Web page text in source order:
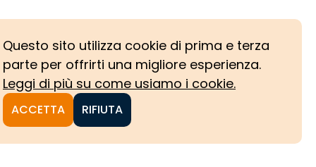
Questo sito utilizza cookie di prima e terza
parte per offrirti una migliore esperienza.
Leggi di più su come usiamo i cookie.
ACCETTA RIFIUTA